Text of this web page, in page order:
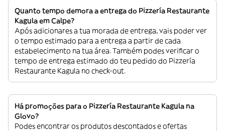
Quanto tempo demora a entrega do Pizzería Restaurante
Kagula em Calpe?
Após adicionares a tua morada de entrega, vais poder ver
o tempo estimado para a entrega a partir de cada
estabelecimento na tua área. Também podes verificar o
tempo de entrega estimado do teu pedido do Pizzería
Restaurante Kagula no check-out.
Há promoções para o Pizzería Restaurante Kagula na
Glovo?
Podes encontrar os produtos descontados e ofertas